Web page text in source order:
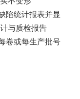
陷统计报表并显
与质检报告
卷或每生产批号